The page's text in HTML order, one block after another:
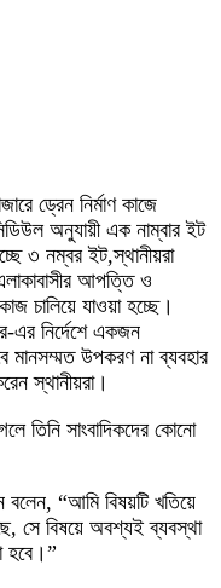
ড্রেন নির্মাণ কাজে
অনুযায়ী এক নাম্বার ইট
৩ নম্বর ইট,স্থানীয়রা
আপত্তি ও
চালিয়ে যাওয়া হচ্ছে।
এর নির্দেশে একজন
মানসম্মত উপকরণ না ব্যবহার
স্থানীয়রা।
তিনি সাংবাদিকদের কোনো
বলেন, “আমি বিষয়টি খতিয়ে
সে বিষয়ে অবশ্যই ব্যবস্থা
হবে।”